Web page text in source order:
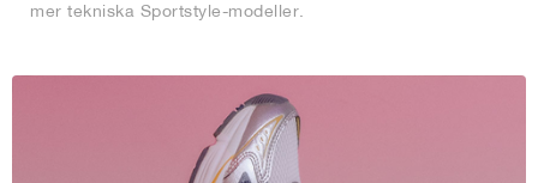
mer tekniska Sportstyle-modeller.